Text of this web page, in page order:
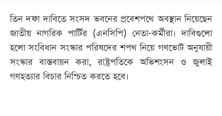
তিন দফা দাবিতে সংসদ ভবনের প্রবেশপথে অবস্থান নিয়েছেন
জাতীয় নাগরিক পার্টির (এনসিপি) নেতা-কর্মীরা। দাবিগুলো
হলো সংবিধান সংস্কার পরিষদের শপথ নিয়ে গণভোট অনুযায়ী
সংস্কার বাস্তবায়ন করা, রাষ্ট্রপতিকে অভিশংসন ও জুলাই
গণহত্যার বিচার নিশ্চিত করতে হবে।